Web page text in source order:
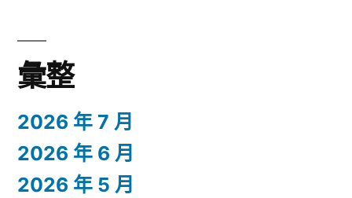
彙整
2026 年 7 月
2026 年 6 月
2026 年 5 月